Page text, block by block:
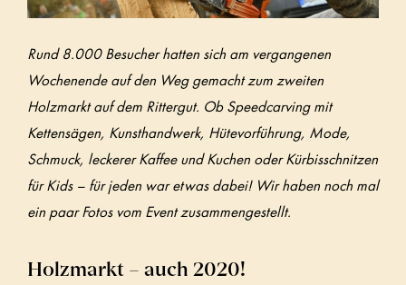
Rund 8.000 Besucher hatten sich am vergangenen
Wochenende auf den Weg gemacht zum zweiten
Holzmarkt auf dem Rittergut. Ob Speedcarving mit
Kettensägen, Kunsthandwerk, Hütevorführung, Mode,
Schmuck, leckerer Kaffee und Kuchen oder Kürbisschnitzen
für Kids – für jeden war etwas dabei! Wir haben noch mal
ein paar Fotos vom Event zusammengestellt.
Holzmarkt – auch 2020!